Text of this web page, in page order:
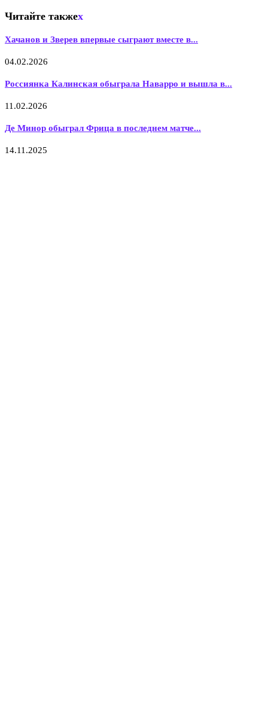
Читайте такжеx
Хачанов и Зверев впервые сыграют вместе в...
04.02.2026
Россиянка Калинская обыграла Наварро и вышла в...
11.02.2026
Де Минор обыграл Фрица в последнем матче...
14.11.2025